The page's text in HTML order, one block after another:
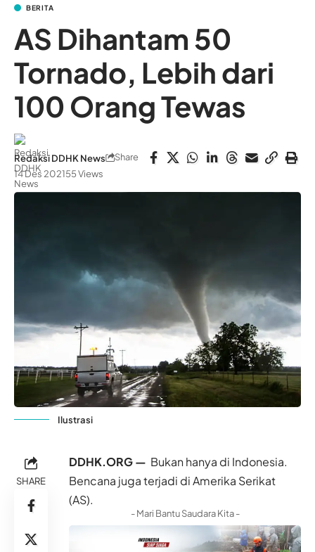
BERITA
AS Dihantam 50
Tornado, Lebih dari
100 Orang Tewas
Redaksi DDHK News
14 Des 202155 Views
Share
Ilustrasi
SHARE
DDHK.ORG — Bukan hanya di Indonesia.
Bencana juga terjadi di Amerika Serikat
(AS).
- Mari Bantu Saudara Kita -